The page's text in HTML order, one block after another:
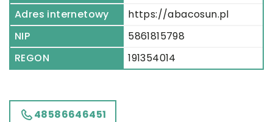
Adres internetowy
https://abacosun.pl
NIP
5861815798
REGON
191354014
48586646451